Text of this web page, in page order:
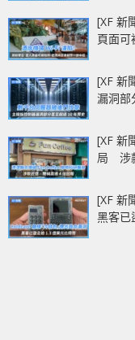
[XF 新
頁面可
[XF 新
漏洞部
[XF 新
局 涉
[XF 新
黑客已